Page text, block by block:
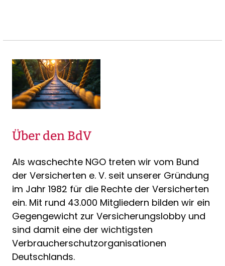
Über den BdV
Als waschechte NGO treten wir vom Bund
der Versicherten e. V. seit unserer Gründung
im Jahr 1982 für die Rechte der Versicherten
ein. Mit rund 43.000 Mitgliedern bilden wir ein
Gegengewicht zur Versicherungslobby und
sind damit eine der wichtigsten
Verbraucherschutzorganisationen
Deutschlands.